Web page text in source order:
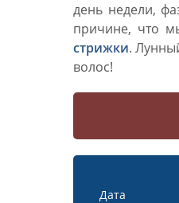
день недели,
причине, что
стрижки.
волос!
Дата